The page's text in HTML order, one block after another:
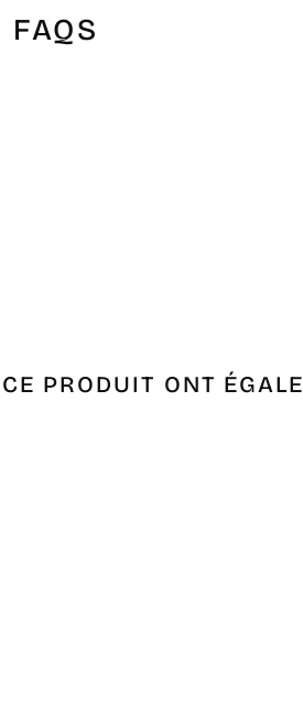
FAQS
PRODUIT ONT